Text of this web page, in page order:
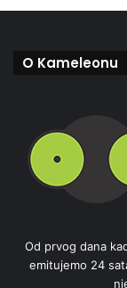
O Kameleonu
Od prvog dana
emitujemo 24